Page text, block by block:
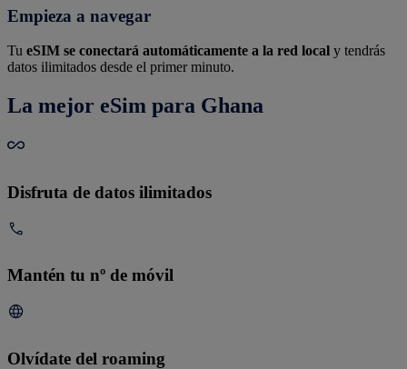
Empieza a navegar
Tu eSIM se conectará automáticamente a la red local y tendrás
datos ilimitados desde el primer minuto.
La mejor eSim para Ghana
Disfruta de datos ilimitados
Mantén tu nº de móvil
Olvídate del roaming